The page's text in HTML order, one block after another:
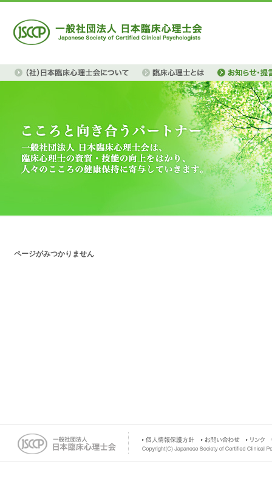
ページがみつかりません